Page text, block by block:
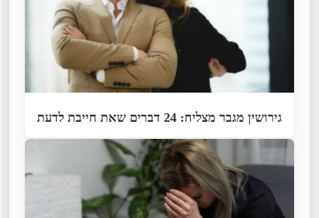
גירושין מגבר מצליח: 24 דברים שאת חייבת לדעת